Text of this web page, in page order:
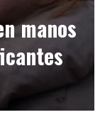
manos